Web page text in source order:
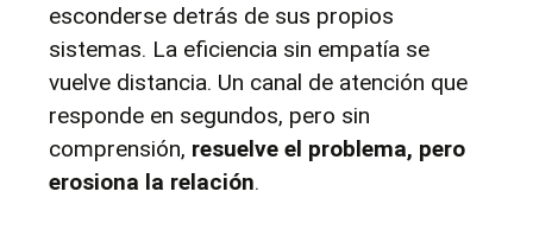
esconderse detrás de sus propios
sistemas. La eficiencia sin empatía se
vuelve distancia. Un canal de atención que
responde en segundos, pero sin
comprensión, resuelve el problema, pero
erosiona la relación.